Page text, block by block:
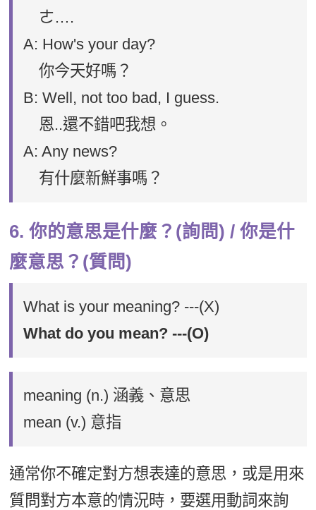
ㄜ….
A: How's your day?
你今天好嗎？
B: Well, not too bad, I guess.
恩..還不錯吧我想。
A: Any news?
有什麼新鮮事嗎？
6. 你的意思是什麼？(詢問) / 你是什
麼意思？(質問)
What is your meaning? ---(X)
What do you mean? ---(O)
meaning (n.) 涵義、意思
mean (v.) 意指
通常你不確定對方想表達的意思，或是用來
質問對方本意的情況時，要選用動詞來詢